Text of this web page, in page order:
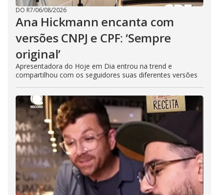
DO R7/06/08/2026
Ana Hickmann encanta com
versões CNPJ e CPF: ‘Sempre
original’
Apresentadora do Hoje em Dia entrou na trend e
compartilhou com os seguidores suas diferentes versões